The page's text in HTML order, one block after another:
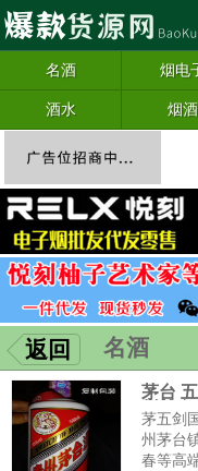
名酒 烟电
酒水 烟酒
返回 名酒
茅台
州茅台
茅五剑
州茅台
春等高